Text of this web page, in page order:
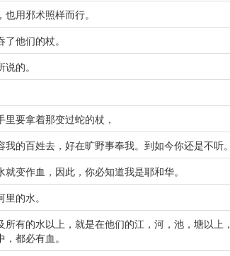
用邪术照样而行。
他们的杖。
的。
要拿着那变过蛇的杖，
的百姓去，好在旷野事奉我。到如今你还是不听。
变作血，因此，你必知道我是耶和华。
的水。
有的水以上，就是在他们的江，河，池，塘以上，
都必有血。